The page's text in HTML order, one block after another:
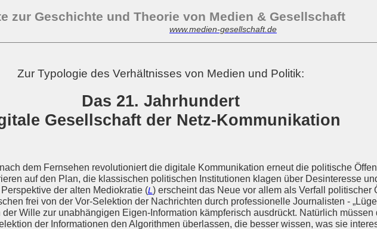
zur Geschichte und Theorie von Medien &Gesellschaft
www.medien-gesellschaft.de
Zur Typologie des Verhältnisses von Medien und Politik:
Das 21. Jahrhundert
Gesellschaft der Netz-Kommunikation
dem Fernsehen revolutioniert die digitale Kommunikation erneut die politische
auf den Plan, die klassischen politischen Institutionen klagen über Desinteresse
der alten Mediokratie (L ) erscheint das Neue vor allem als Verfall politischer
frei von der Vor-Selektion der Nachrichten durch professionelle Journalisten -
Wille zur unabhängigen Eigen-Information kämpferisch ausdrückt. Natürlich müssen
der Informationen den Algorithmen überlassen, die besser wissen, was sie